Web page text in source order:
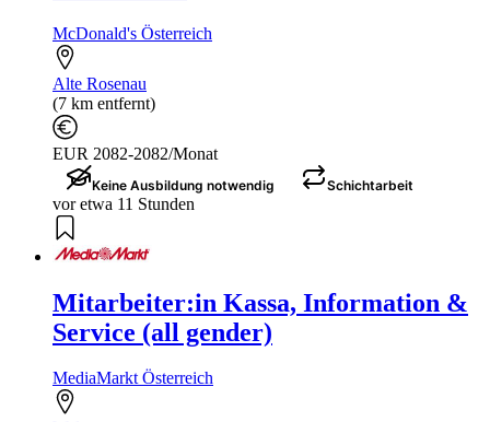
McDonald's Österreich
Alte Rosenau
(7 km entfernt)
EUR 2082-2082/Monat
Keine Ausbildung notwendig Schichtarbeit
vor etwa 11 Stunden
Mitarbeiter:in Kassa, Information &
Service (all gender)
MediaMarkt Österreich